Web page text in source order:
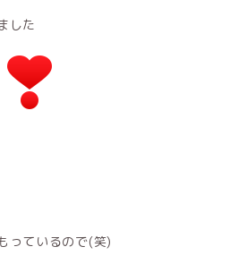
した
っているので(笑)